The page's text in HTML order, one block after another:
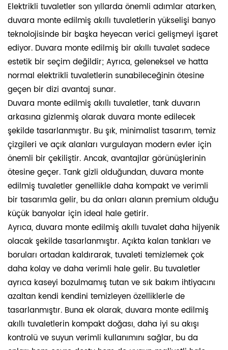
Elektrikli tuvaletler son yıllarda önemli adımlar atarken,
duvara monte edilmiş akıllı tuvaletlerin yükselişi banyo
teknolojisinde bir başka heyecan verici gelişmeyi işaret
ediyor. Duvara monte edilmiş bir akıllı tuvalet sadece
estetik bir seçim değildir; Ayrıca, geleneksel ve hatta
normal elektrikli tuvaletlerin sunabileceğinin ötesine
geçen bir dizi avantaj sunar.
Duvara monte edilmiş akıllı tuvaletler, tank duvarın
arkasına gizlenmiş olarak duvara monte edilecek
şekilde tasarlanmıştır. Bu şık, minimalist tasarım, temiz
çizgileri ve açık alanları vurgulayan modern evler için
önemli bir çekiliştir. Ancak, avantajlar görünüşlerinin
ötesine geçer. Tank gizli olduğundan, duvara monte
edilmiş tuvaletler genellikle daha kompakt ve verimli
bir tasarımla gelir, bu da onları alanın premium olduğu
küçük banyolar için ideal hale getirir.
Ayrıca, duvara monte edilmiş akıllı tuvalet daha hijyenik
olacak şekilde tasarlanmıştır. Açıkta kalan tankları ve
boruları ortadan kaldırarak, tuvaleti temizlemek çok
daha kolay ve daha verimli hale gelir. Bu tuvaletler
ayrıca kaseyi bozulmamış tutan ve sık bakım ihtiyacını
azaltan kendi kendini temizleyen özelliklerle de
tasarlanmıştır. Buna ek olarak, duvara monte edilmiş
akıllı tuvaletlerin kompakt doğası, daha iyi su akışı
kontrolü ve suyun verimli kullanımını sağlar, bu da